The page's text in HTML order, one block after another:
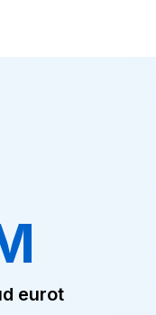
eurot